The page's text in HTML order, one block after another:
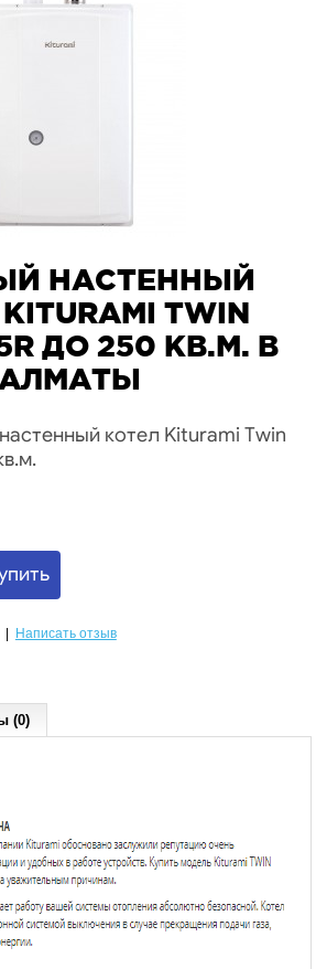
НАСТЕННЫЙ
TWIN
ДО 250 КВ.М. В
котел Kiturami Twin
Написать отзыв
(0)